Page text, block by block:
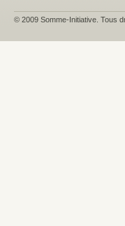
© 2009 Somme-Initiative. Tous